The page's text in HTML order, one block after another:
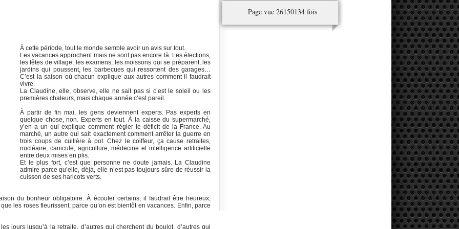
À cette période, tout le monde semble avoir un avis sur tout.
Les vacances approchent mais ne sont pas encore là. Les élections,
les fêtes de village, les examens, les moissons qui se préparent, les
jardins qui poussent, les barbecues qui ressortent des garages…
C’est la saison où chacun explique aux autres comment il faudrait
vivre.
La Claudine, elle, observe, elle ne sait pas si c’est le soleil ou les
premières chaleurs, mais chaque année c’est pareil.
À partir de fin mai, les gens deviennent experts. Pas experts en
quelque chose, non. Experts en tout. À la caisse du supermarché,
y’en a un qui explique comment régler le déficit de la France. Au
marché, un autre qui sait exactement comment arrêter la guerre en
trois coups de cuillère à pot. Chez le coiffeur, ça cause retraites,
nucléaire, canicule, agriculture, médecine et intelligence artificielle
entre deux mises en plis.
Et le plus fort, c’est que personne ne doute jamais. La Claudine
admire parce qu’elle, déjà, elle n’est pas toujours sûre de réussir la
cuisson de ses haricots verts.
du bonheur obligatoire. À écouter certains, il faudrait être heureux,
les roses fleurissent, parce qu’on est bientôt en vacances. Enfin, parce
jours jusqu’à la retraite, d’autres qui cherchent du boulot, d’autres qui
Page vue 26150134 fois